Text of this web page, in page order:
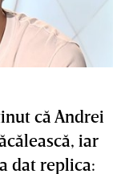
că Andrei
iar
dat replica: